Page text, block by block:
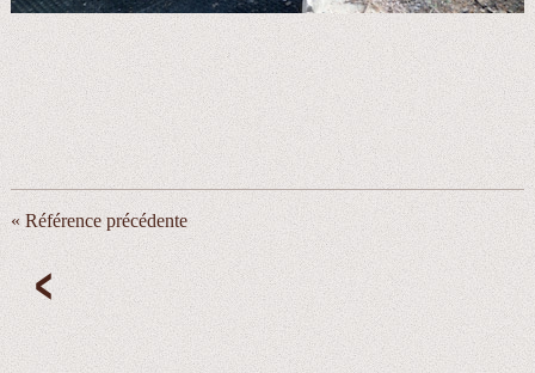
« Référence précédente